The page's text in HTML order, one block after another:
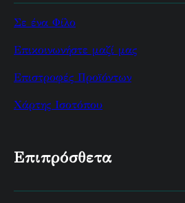
Σε ένα Φίλο
Επικοινωνήστε μαζί μας
Επιστροφές Προϊόντων
Χάρτης Ισοτόπου
Επιπρόσθετα